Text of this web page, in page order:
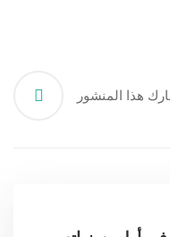
هذا المنشور